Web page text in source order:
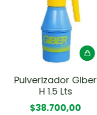
Pulverizador Giber
H 1.5 Lts
$38.700,00